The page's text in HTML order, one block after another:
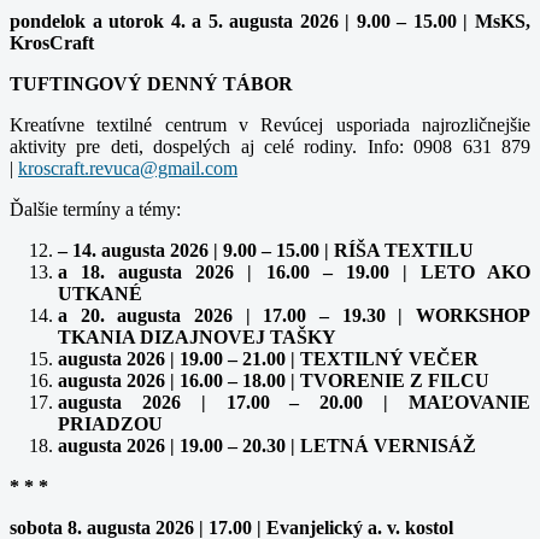
pondelok a utorok 4. a 5. augusta 2026 | 9.00 – 15.00 | MsKS,
KrosCraft
TUFTINGOVÝ DENNÝ TÁBOR
Kreatívne textilné centrum v Revúcej usporiada najrozličnejšie
aktivity pre deti, dospelých aj celé rodiny. Info: 0908 631 879
|
Ďalšie termíny a témy:
– 14. augusta 2026 | 9.00 – 15.00 | RÍŠA TEXTILU
a 18. augusta 2026 | 16.00 – 19.00 | LETO AKO
UTKANÉ
a 20. augusta 2026 | 17.00 – 19.30 | WORKSHOP
TKANIA DIZAJNOVEJ TAŠKY
augusta 2026 | 19.00 – 21.00 | TEXTILNÝ VEČER
augusta 2026 | 16.00 – 18.00 | TVORENIE Z FILCU
augusta 2026 | 17.00 – 20.00 | MAĽOVANIE
PRIADZOU
augusta 2026 | 19.00 – 20.30 | LETNÁ VERNISÁŽ
* * *
sobota 8. augusta 2026 | 17.00 | Evanjelický a. v. kostol